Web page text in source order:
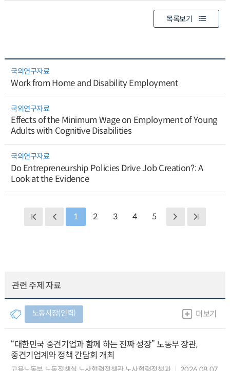
목록보기
국외연구자료
Work from Home and Disability Employment
국외연구자료
Effects of the Minimum Wage on Employment of Young
Adults with Cognitive Disabilities
국외연구자료
Do Entrepreneurship Policies Drive Job Creation?: A
Look at the Evidence
1 2 3 4 5
관련 주제 자료
노동시장(인력) 더보기
“대한민국 중견기업과 함께 하는 진짜 성장” 노동부 장관,
중견기업계와 정책 간담회 개최